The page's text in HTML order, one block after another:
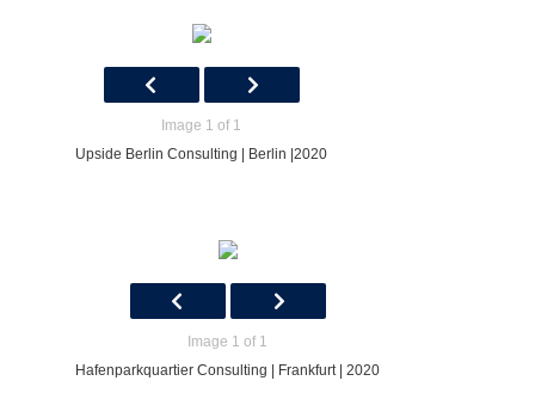
Image 1 of 1
Upside Berlin Consulting | Berlin |2020
Image 1 of 1
Hafenparkquartier Consulting | Frankfurt | 2020